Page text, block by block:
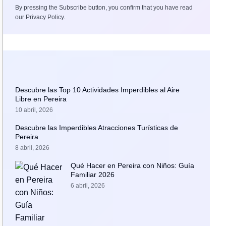
By pressing the Subscribe button, you confirm that you have read
our Privacy Policy.
Descubre las Top 10 Actividades Imperdibles al Aire
Libre en Pereira
10 abril, 2026
Descubre las Imperdibles Atracciones Turísticas de
Pereira
8 abril, 2026
Qué Hacer en Pereira con Niños: Guía
Familiar 2026
6 abril, 2026